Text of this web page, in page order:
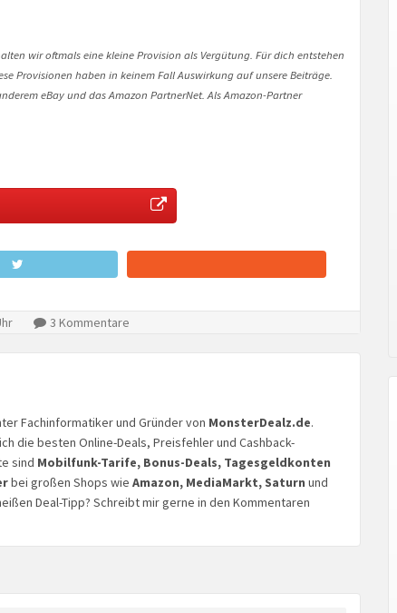
wir oftmals eine kleine Provision als Vergütung. Für dich entstehen
Provisionen haben in keinem Fall Auswirkung auf unsere Beiträge.
eBay und das Amazon PartnerNet. Als Amazon-Partner
3 Kommentare
Fachinformatiker und Gründer von MonsterDealz.de.
die besten Online-Deals, Preisfehler und Cashback-
sind Mobilfunk-Tarife, Bonus-Deals, Tagesgeldkonten
bei großen Shops wie Amazon, MediaMarkt, Saturn und
Deal-Tipp? Schreibt mir gerne in den Kommentaren